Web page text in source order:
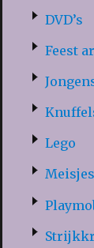
DVD’s
Feest
Lego